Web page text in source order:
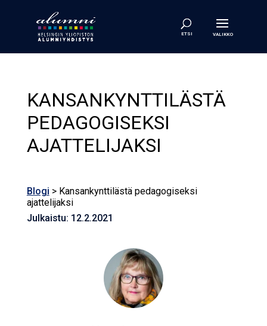
KANSANKYNT­TI­LÄS­TÄ
PEDAGOGISEKSI
AJATTELIJAKSI
Blogi > Kansankynt­ti­läs­tä pedagogiseksi
ajattelijaksi
Julkaistu: 12.2.2021